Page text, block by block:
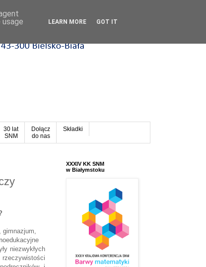
30 lat
SNM
Dołącz
do nas
Składki
gimnazjum,
niezwykłych
rzeczywistości
XXXIV KK SNM
w Białymstoku
LEARN MORE GOT IT